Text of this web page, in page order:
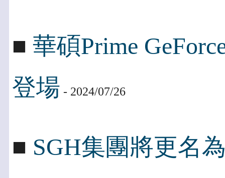
■ 華碩Prime
登場 - 2024/07/26
■ SGH集團將更名